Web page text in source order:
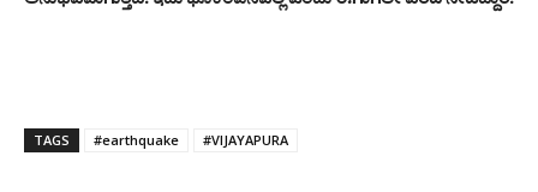
TAGS #earthquake #VIJAYAPURA